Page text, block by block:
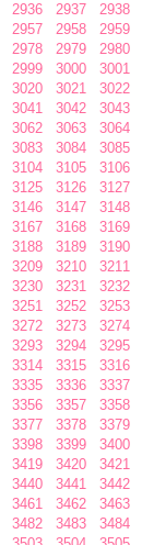
2936 2937 2938
2957 2958 2959
2978 2979 2980
2999 3000 3001
3020 3021 3022
3041 3042 3043
3062 3063 3064
3083 3084 3085
3104 3105 3106
3125 3126 3127
3146 3147 3148
3167 3168 3169
3188 3189 3190
3209 3210 3211
3230 3231 3232
3251 3252 3253
3272 3273 3274
3293 3294 3295
3314 3315 3316
3335 3336 3337
3356 3357 3358
3377 3378 3379
3398 3399 3400
3419 3420 3421
3440 3441 3442
3461 3462 3463
3482 3483 3484